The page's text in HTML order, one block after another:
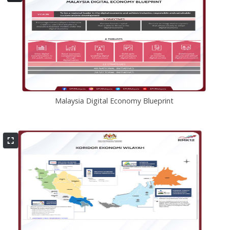
Malaysia Digital Economy Blueprint